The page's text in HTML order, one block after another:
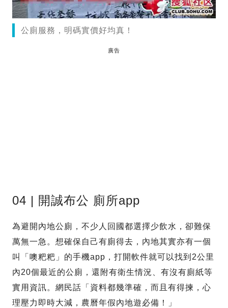
公廁服務，明碼實價好均真！
廣告
04 | 開誠布公 廁所app
為避開內地公廁，不少人回國都選擇少飲水，卻難保
萬無一急。想確保自己有廁得去，內地其實亦有一個
叫「噢粑粑」的手機app，打開軟件就可以找到2公里
內20個最近的公廁，還附有衛生情況、有沒有廁紙等
實用資訊。網民話「資料都幾準確，而且有得揀，心
理壓力即時大減，農曆年假內地遊必備！」